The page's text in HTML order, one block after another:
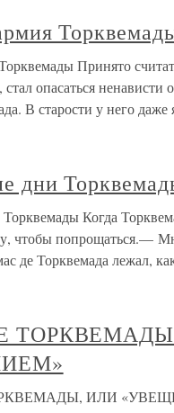
Принято
стал опасаться
В старости у него даже
дни
Когда
чтобы попрощаться.—
де Торквемада лежал,
ИЛИ